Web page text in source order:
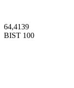
64,4139
BIST 100